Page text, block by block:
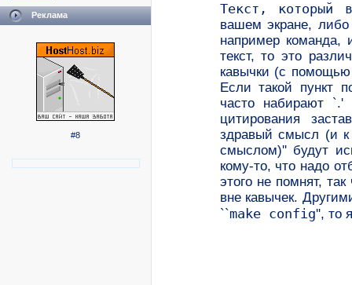
Реклама
#8
Текст, который
вашем экране,
например команда,
текст, то это
кавычки (с помощью
Если такой пункт
часто набирают `.'
цитирования
здравый смысл (и к
смыслом)'' будут
кому-то, что надо
этого не помнят,
вне кавычек.
``make config'', то